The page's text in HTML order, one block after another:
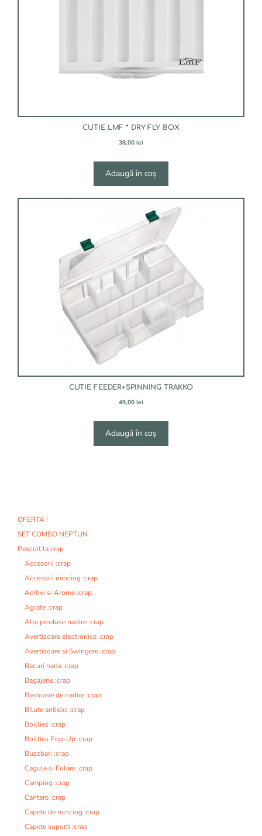
CUTIE LMF * DRY FLY BOX
38,00 lei
Adaugă în coș
CUTIE FEEDER+SPINNING TRAKKO
49,00 lei
Adaugă în coș
OFERTA !
SET COMBO NEPTUN
Pescuit la crap
Accesorii :crap
Accesorii minciog :crap
Aditivi si Arome :crap
Agrafe :crap
Alte produse nadire :crap
Avertizoare electronice :crap
Avertizoare si Swingere :crap
Bacuri nada :crap
Bagajerie :crap
Bastoane de nadire :crap
Bilute antisoc :crap
Boillies :crap
Boillies Pop-Up :crap
Buzzbari :crap
Cagule si Fulare :crap
Camping :crap
Cantare :crap
Capete de minciog :crap
Capete suporti :crap